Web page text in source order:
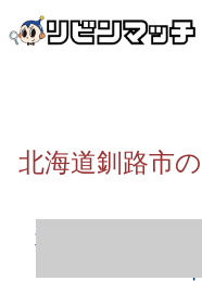
北海道釧路市
北海道釧路市の